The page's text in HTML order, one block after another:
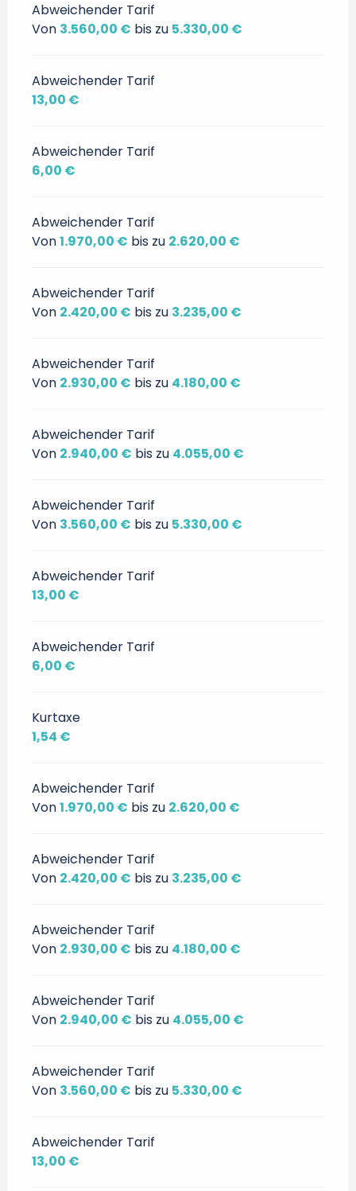
Abweichender Tarif
Von 3.560,00 € bis zu 5.330,00 €
Abweichender Tarif
13,00 €
Abweichender Tarif
6,00 €
Abweichender Tarif
Von1.970,00 € bis zu 2.620,00 €
Abweichender Tarif
Von 2.420,00 € bis zu 3.235,00 €
Abweichender Tarif
Von 2.930,00 € bis zu 4.180,00 €
Abweichender Tarif
Von 2.940,00 € bis zu 4.055,00 €
Abweichender Tarif
Von 3.560,00 € bis zu 5.330,00 €
Abweichender Tarif
13,00 €
Abweichender Tarif
6,00 €
Kurtaxe
1,54 €
Abweichender Tarif
Von1.970,00 € bis zu 2.620,00 €
Abweichender Tarif
Von 2.420,00 € bis zu 3.235,00 €
Abweichender Tarif
Von 2.930,00 € bis zu 4.180,00 €
Abweichender Tarif
Von 2.940,00 € bis zu 4.055,00 €
Abweichender Tarif
Von 3.560,00 € bis zu 5.330,00 €
Abweichender Tarif
13,00 €